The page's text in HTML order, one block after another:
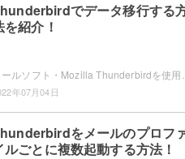
でデータ移行する
を紹介！
年07月04日
をメールのプロフ
ルごとに複数起動する方法！